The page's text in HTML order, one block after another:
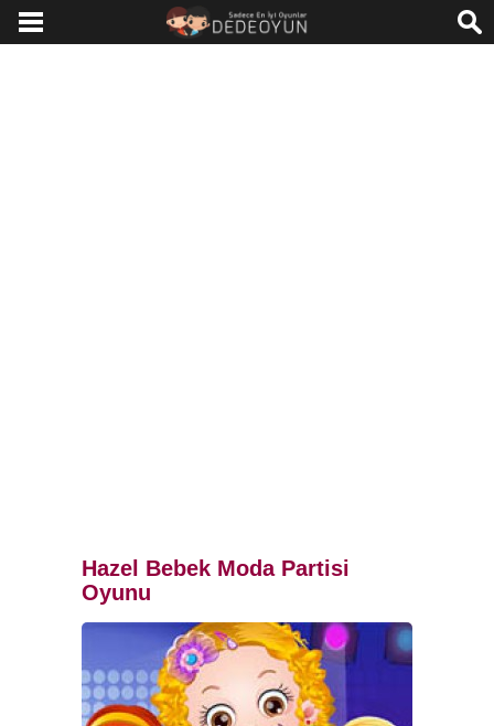
Hazel Bebek Moda Partisi
Oyunu